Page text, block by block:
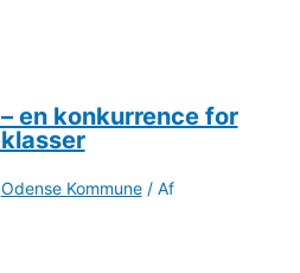
en konkurrence for
Odense Kommune/ Af